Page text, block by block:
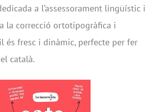
a l’assessorament lingüístic i
la correcció ortotipogràfica i
és fresc i dinàmic, perfecte per fer
català.